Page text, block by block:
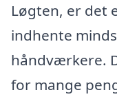
Løgten, er det
indhente
håndværkere.
for mange